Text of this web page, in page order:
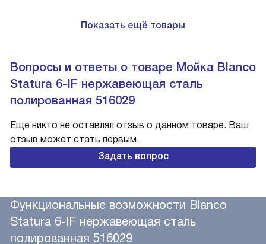
Показать ещё товары
Вопросы и ответы о товаре Мойка Blanco
Statura 6-IF нержавеющая сталь
полированная 516029
Еще никто не оставлял отзыв о данном товаре. Ваш
отзыв может стать первым.
Задать вопрос
Функциональные возможности Blanco
Statura 6-IF нержавеющая сталь
полированная 516029